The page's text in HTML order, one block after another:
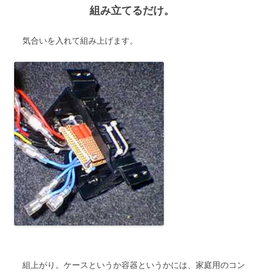
組み立てるだけ。
気合いを入れて組み上げます。
組上がり。ケースというか容器というかには、家庭用のコン